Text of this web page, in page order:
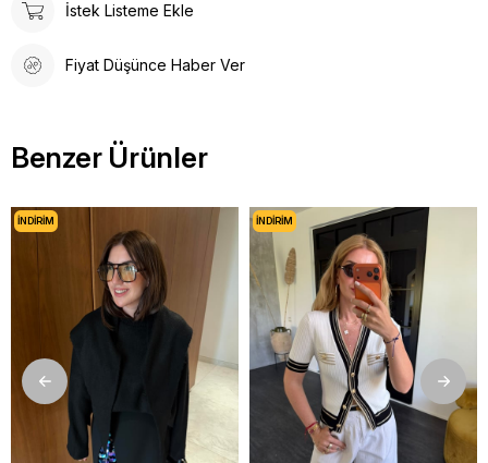
İstek Listeme Ekle
Fiyat Düşünce Haber Ver
Benzer Ürünler
İNDIRIM İNDIRIM